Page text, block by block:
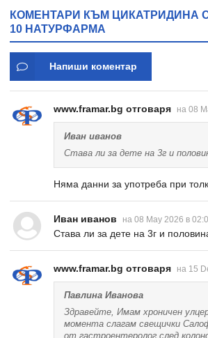
КОМЕНТАРИ КЪМ ЦИКАТРИДИНА
10 НАТУРФАРМА
Напиши коментар
www.framar.bg отговаря на 08
Иван иванов
Става ли за дете на 3г и
Няма данни за употреба при
Иван иванов на 08 May 2026 в
Става ли за дете на 3г и
www.framar.bg отговаря на 15
Павлина Иванова
Здравейте, Имам хроничен
момента слагам свещички
от гастроентеролог след